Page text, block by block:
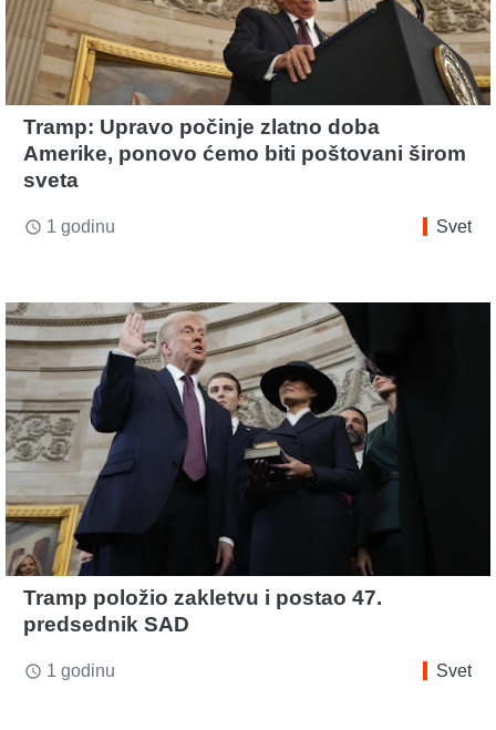
Tramp: Upravo počinje zlatno doba
Amerike, ponovo ćemo biti poštovani širom
sveta
access_time 1 godinu Svet
Tramp položio zakletvu i postao 47.
predsednik SAD
access_time 1 godinu Svet